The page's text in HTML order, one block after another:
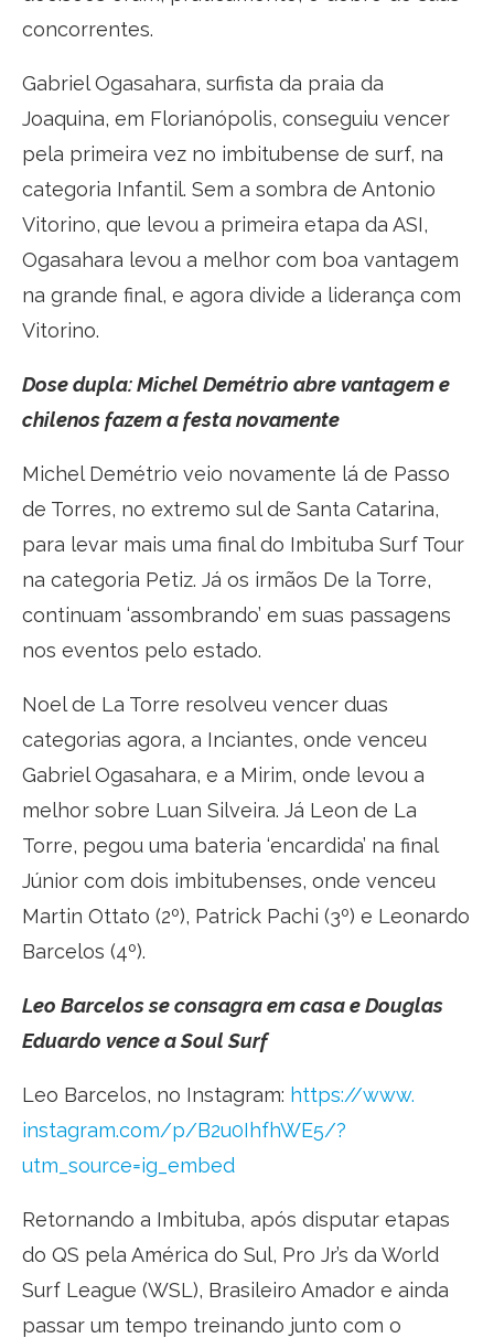
concorrentes.
Gabriel Ogasahara, surfista da praia da
Joaquina, em Florianópolis, conseguiu vencer
pela primeira vez no imbitubense de surf, na
categoria Infantil. Sem a sombra de Antonio
Vitorino, que levou a primeira etapa da ASI,
Ogasahara levou a melhor com boa vantagem
na grande final, e agora divide a liderança com
Vitorino.
Dose dupla: Michel Demétrio abre vantagem e
chilenos fazem a festa novamente
Michel Demétrio veio novamente lá de Passo
de Torres, no extremo sul de Santa Catarina,
para levar mais uma final do Imbituba Surf Tour
na categoria Petiz. Já os irmãos De la Torre,
continuam ‘assombrando’ em suas passagens
nos eventos pelo estado.
Noel de La Torre resolveu vencer duas
categorias agora, a Inciantes, onde venceu
Gabriel Ogasahara, e a Mirim, onde levou a
melhor sobre Luan Silveira. Já Leon de La
Torre, pegou uma bateria ‘encardida’ na final
Júnior com dois imbitubenses, onde venceu
Martin Ottato (2º), Patrick Pachi (3º) e Leonardo
Barcelos (4º).
Leo Barcelos se consagra em casa e Douglas
Eduardo vence a Soul Surf
Leo Barcelos, no Instagram: https://www.
instagram.com/p/B2u0IhfhWE5/?
utm_source=ig_embed
Retornando a Imbituba, após disputar etapas
do QS pela América do Sul, Pro Jr’s da World
Surf League (WSL), Brasileiro Amador e ainda
passar um tempo treinando junto com o